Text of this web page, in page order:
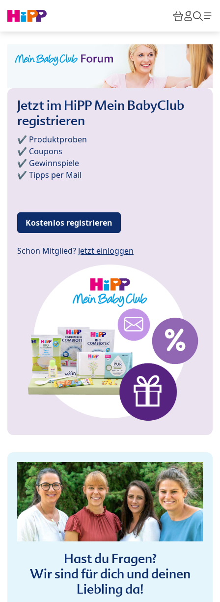
HiPP
Jetzt im HiPP Mein BabyClub
registrieren
✔️ Produktproben
✔️ Coupons
✔️ Gewinnspiele
✔️ Tipps per Mail
Kostenlos registrieren
Schon Mitglied? Jetzt einloggen
Hast du Fragen?
Wir sind für dich und deinen
Liebling da!